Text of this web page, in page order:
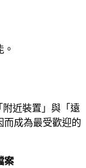
近裝置」與「遠
而成為最受歡迎的
案